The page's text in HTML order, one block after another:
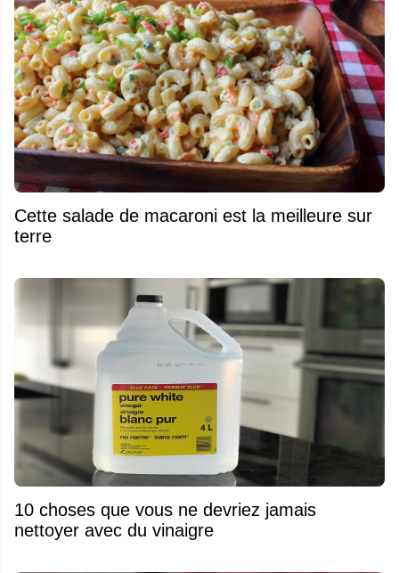
Cette salade de macaroni est la meilleure sur
terre
10 choses que vous ne devriez jamais
nettoyer avec du vinaigre